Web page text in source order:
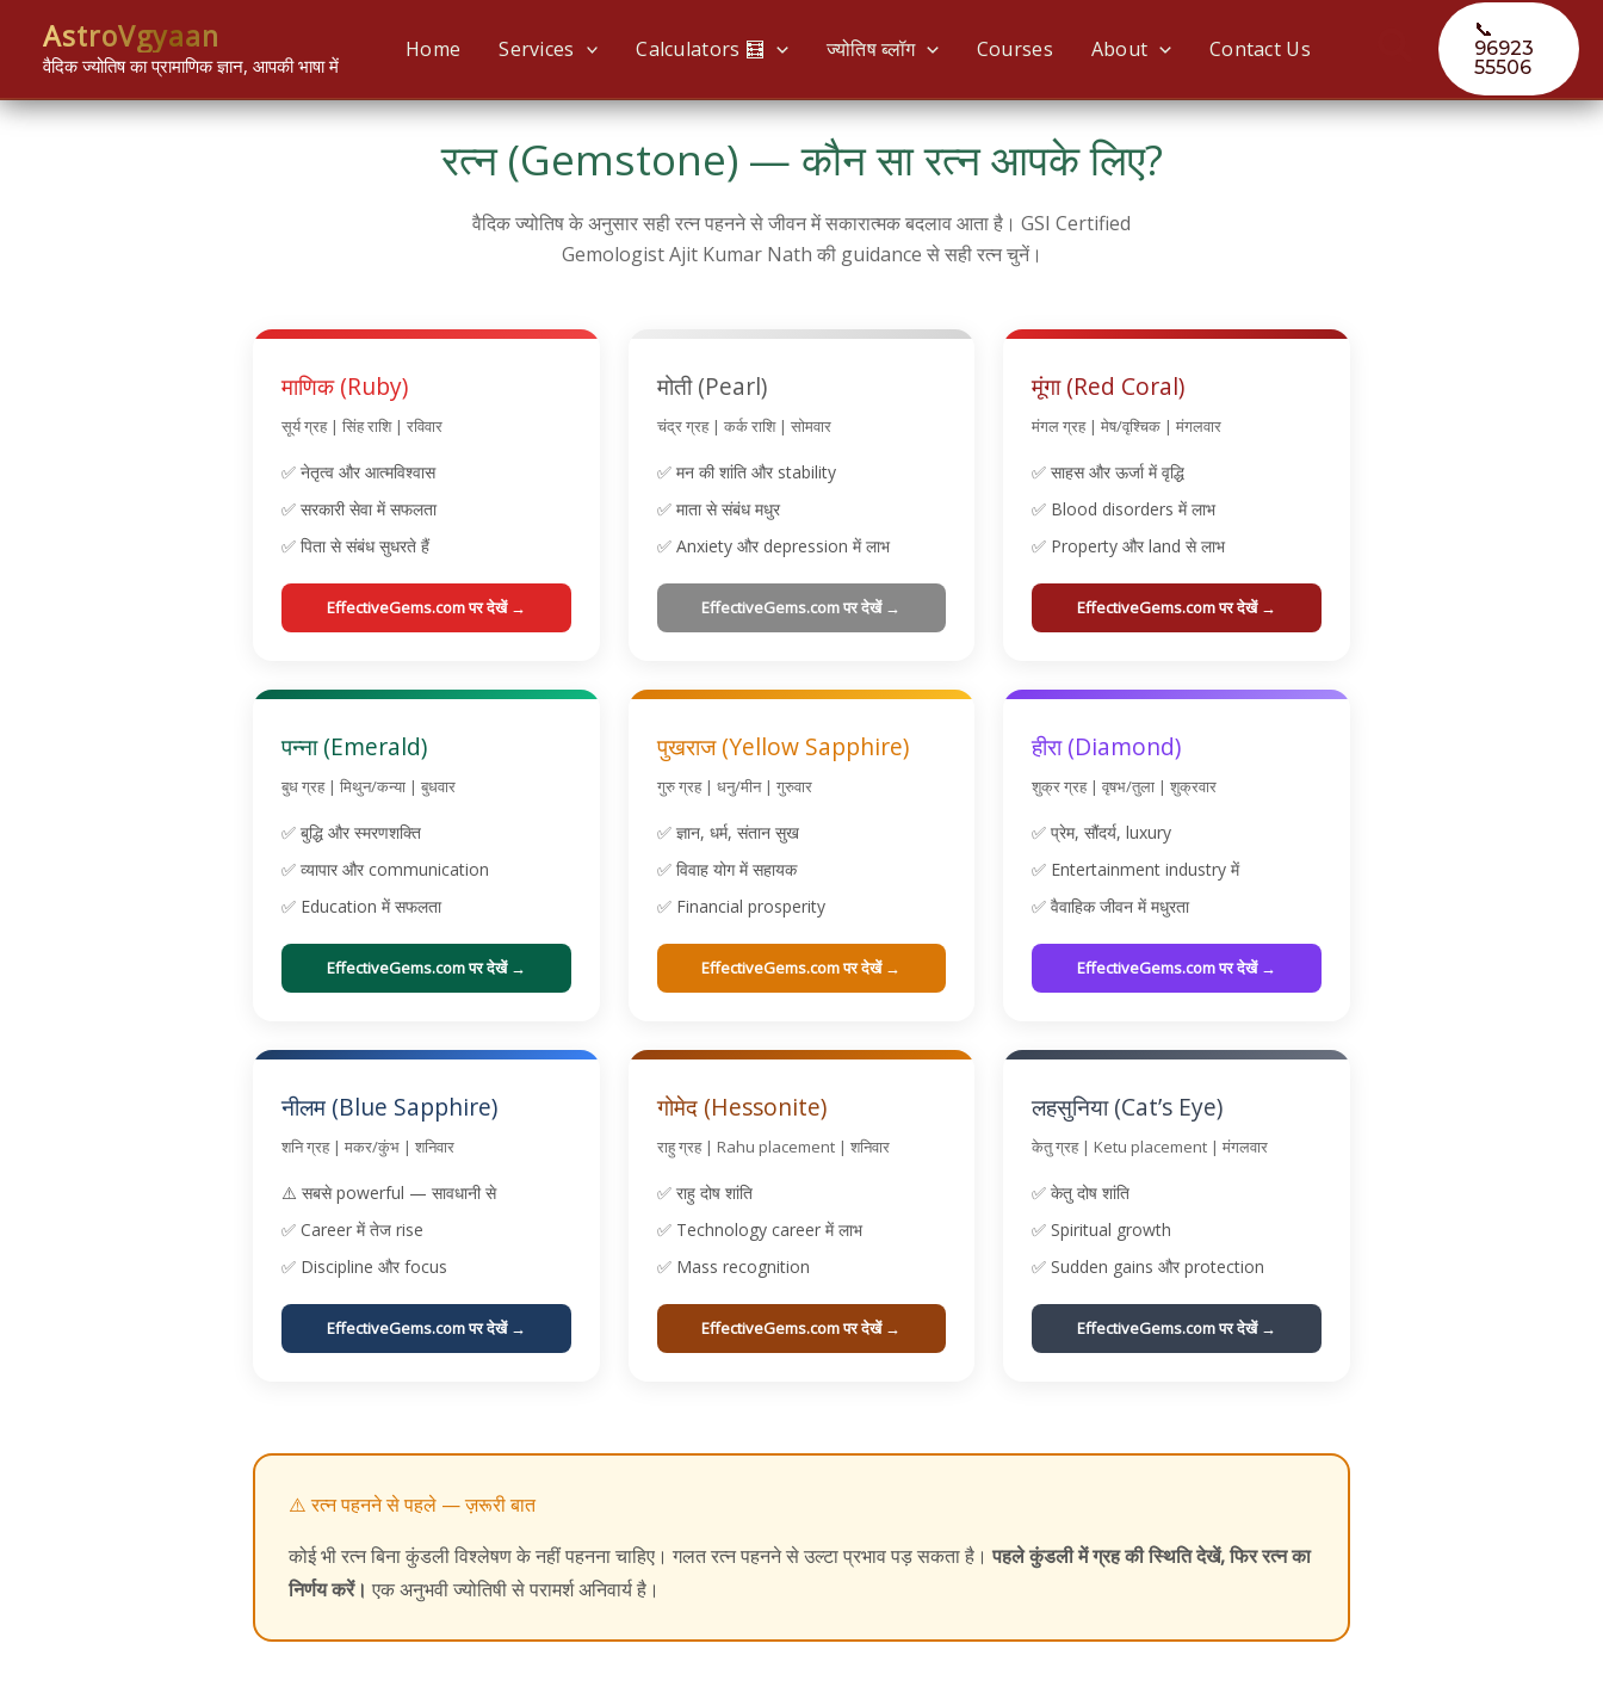
content
AstroVgyaan
वैदिक ज्योतिष का प्रामाणिक ज्ञान, आपकी भाषा में
Home Services Calculators 🧮 ज्योतिष ब्लॉग Courses About Contact Us Search
📞
96923
55506
रत्न (Gemstone) — कौन सा रत्न आपके लिए?
वैदिक ज्योतिष के अनुसार सही रत्न पहनने से जीवन में सकारात्मक बदलाव आता है। GSI Certified
Gemologist Ajit Kumar Nath की guidance से सही रत्न चुनें।
माणिक (Ruby)
सूर्य ग्रह | सिंह राशि | रविवार
✅ नेतृत्व और आत्मविश्वास
✅ सरकारी सेवा में सफलता
✅ पिता से संबंध सुधरते हैं
EffectiveGems.com पर देखें →
मोती (Pearl)
चंद्र ग्रह | कर्क राशि | सोमवार
✅ मन की शांति और stability
✅ माता से संबंध मधुर
✅ Anxiety और depression में लाभ
EffectiveGems.com पर देखें →
मूंगा (Red Coral)
मंगल ग्रह | मेष/वृश्चिक | मंगलवार
✅ साहस और ऊर्जा में वृद्धि
✅ Blood disorders में लाभ
✅ Property और land से लाभ
EffectiveGems.com पर देखें →
पन्ना (Emerald)
बुध ग्रह | मिथुन/कन्या | बुधवार
✅ बुद्धि और स्मरणशक्ति
✅ व्यापार और communication
✅ Education में सफलता
EffectiveGems.com पर देखें →
पुखराज (Yellow Sapphire)
गुरु ग्रह | धनु/मीन | गुरुवार
✅ ज्ञान, धर्म, संतान सुख
✅ विवाह योग में सहायक
✅ Financial prosperity
EffectiveGems.com पर देखें →
हीरा (Diamond)
शुक्र ग्रह | वृषभ/तुला | शुक्रवार
✅ प्रेम, सौंदर्य, luxury
✅ Entertainment industry में
✅ वैवाहिक जीवन में मधुरता
EffectiveGems.com पर देखें →
नीलम (Blue Sapphire)
शनि ग्रह | मकर/कुंभ | शनिवार
⚠️ सबसे powerful — सावधानी से
✅ Career में तेज rise
✅ Discipline और focus
EffectiveGems.com पर देखें →
गोमेद (Hessonite)
राहु ग्रह | Rahu placement | शनिवार
✅ राहु दोष शांति
✅ Technology career में लाभ
✅ Mass recognition
EffectiveGems.com पर देखें →
लहसुनिया (Cat’s Eye)
केतु ग्रह | Ketu placement | मंगलवार
✅ केतु दोष शांति
✅ Spiritual growth
✅ Sudden gains और protection
EffectiveGems.com पर देखें →
⚠️ रत्न पहनने से पहले — ज़रूरी बात
कोई भी रत्न बिना कुंडली विश्लेषण के नहीं पहनना चाहिए। गलत रत्न पहनने से उल्टा प्रभाव पड़ सकता है।पहले कुंडली में ग्रह की स्थिति देखें, फिर रत्न का
निर्णय करें। एक अनुभवी ज्योतिषी से परामर्श अनिवार्य है।